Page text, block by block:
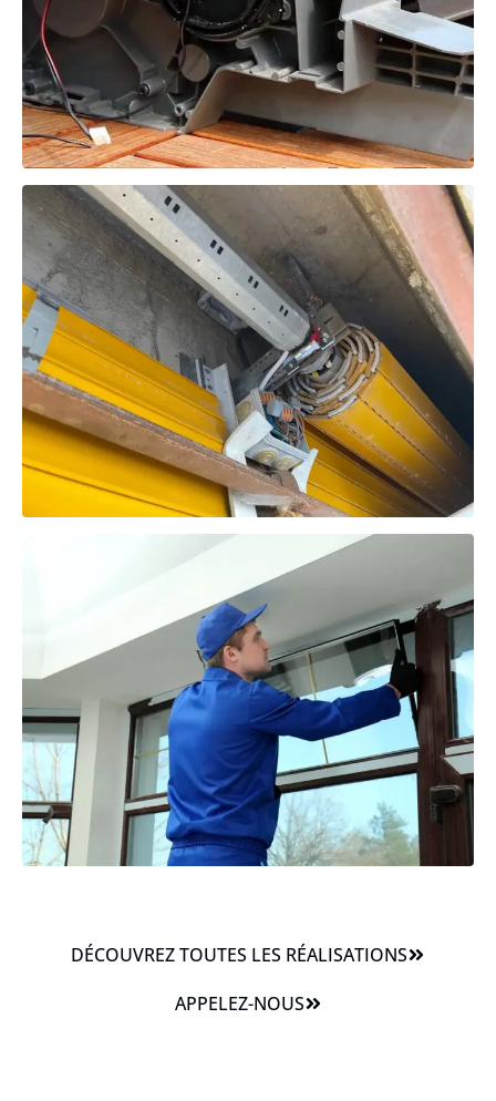
DÉCOUVREZ TOUTES LES RÉALISATIONS
APPELEZ-NOUS